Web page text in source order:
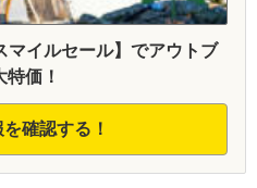
イルセール】でアウトブ
価！
確認する！